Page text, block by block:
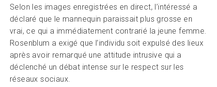
Selon les images enregistrées en direct, l’intéressé a
déclaré que le mannequin paraissait plus grosse en
vrai, ce qui a immédiatement contrarié la jeune femme.
Rosenblum a exigé que l’individu soit expulsé des lieux
après avoir remarqué une attitude intrusive qui a
déclenché un débat intense sur le respect sur les
réseaux sociaux.